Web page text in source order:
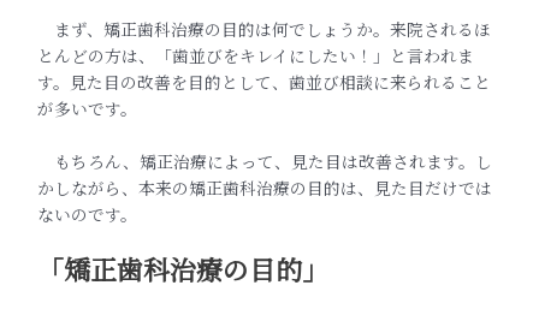
まず、矯正歯科治療の目的は何でしょうか。来院されるほ
とんどの方は、「歯並びをキレイにしたい！」と言われま
す。見た目の改善を目的として、歯並び相談に来られること
が多いです。
もちろん、矯正治療によって、見た目は改善されます。し
かしながら、本来の矯正歯科治療の目的は、見た目だけでは
ないのです。
「矯正歯科治療の目的」